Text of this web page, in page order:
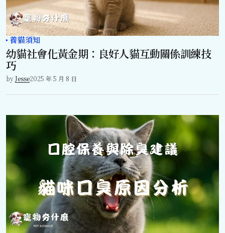
養貓須知
幼貓社會化黃金期：良好人貓互動關係訓練技
巧
byJesse2025 年 5 月 8 日